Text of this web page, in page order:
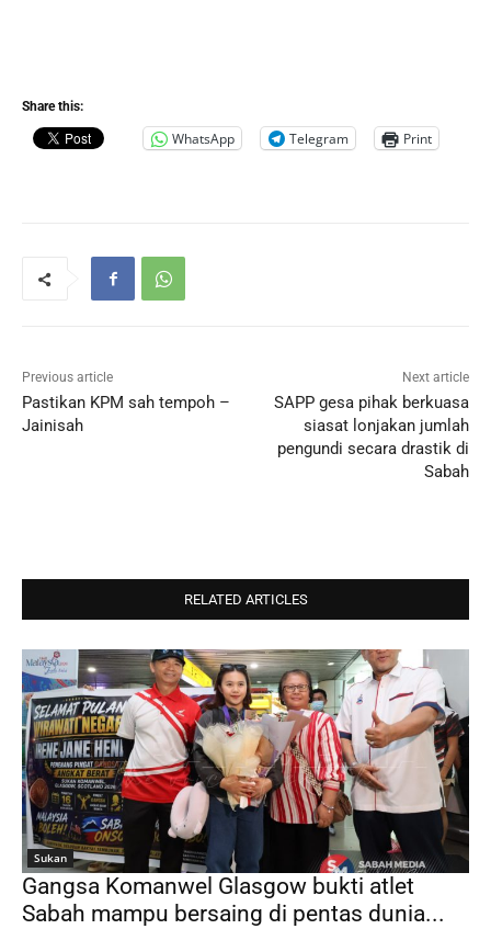
Share this:
WhatsApp Telegram Print
Previous article
Pastikan KPM sah tempoh –
Jainisah
Next article
SAPP gesa pihak berkuasa
siasat lonjakan jumlah
pengundi secara drastik di
Sabah
RELATED ARTICLES
Sukan
Gangsa Komanwel Glasgow bukti atlet
Sabah mampu bersaing di pentas dunia...